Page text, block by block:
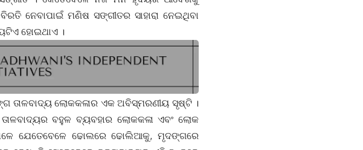
ନେବାପାଇଁ ମଣିଷ ସଙ୍ଗୀତର ସାହାରା ନେଇଥିବା
ହୋଇଥାଏ ।
ଲୋକକଳାର ଏକ ଅବିସ୍ମରଣୀୟ ସୃଷ୍ଟି ।
ବହୁଳ ବ୍ୟବହାର ଲୋକକଳା ଏବଂ ଲୋକ
ଯେତେବେଳେ ଢୋଲରେ ଢୋଲିଆକୁ, ମୃଦଙ୍ଗରେ